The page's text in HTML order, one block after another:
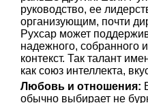
руководство, ее
организующим, почти
Рухсар может
надежного, собранного
контекст. Так талант
как союз интеллекта,
Любовь и отношения:
обычно выбирает не